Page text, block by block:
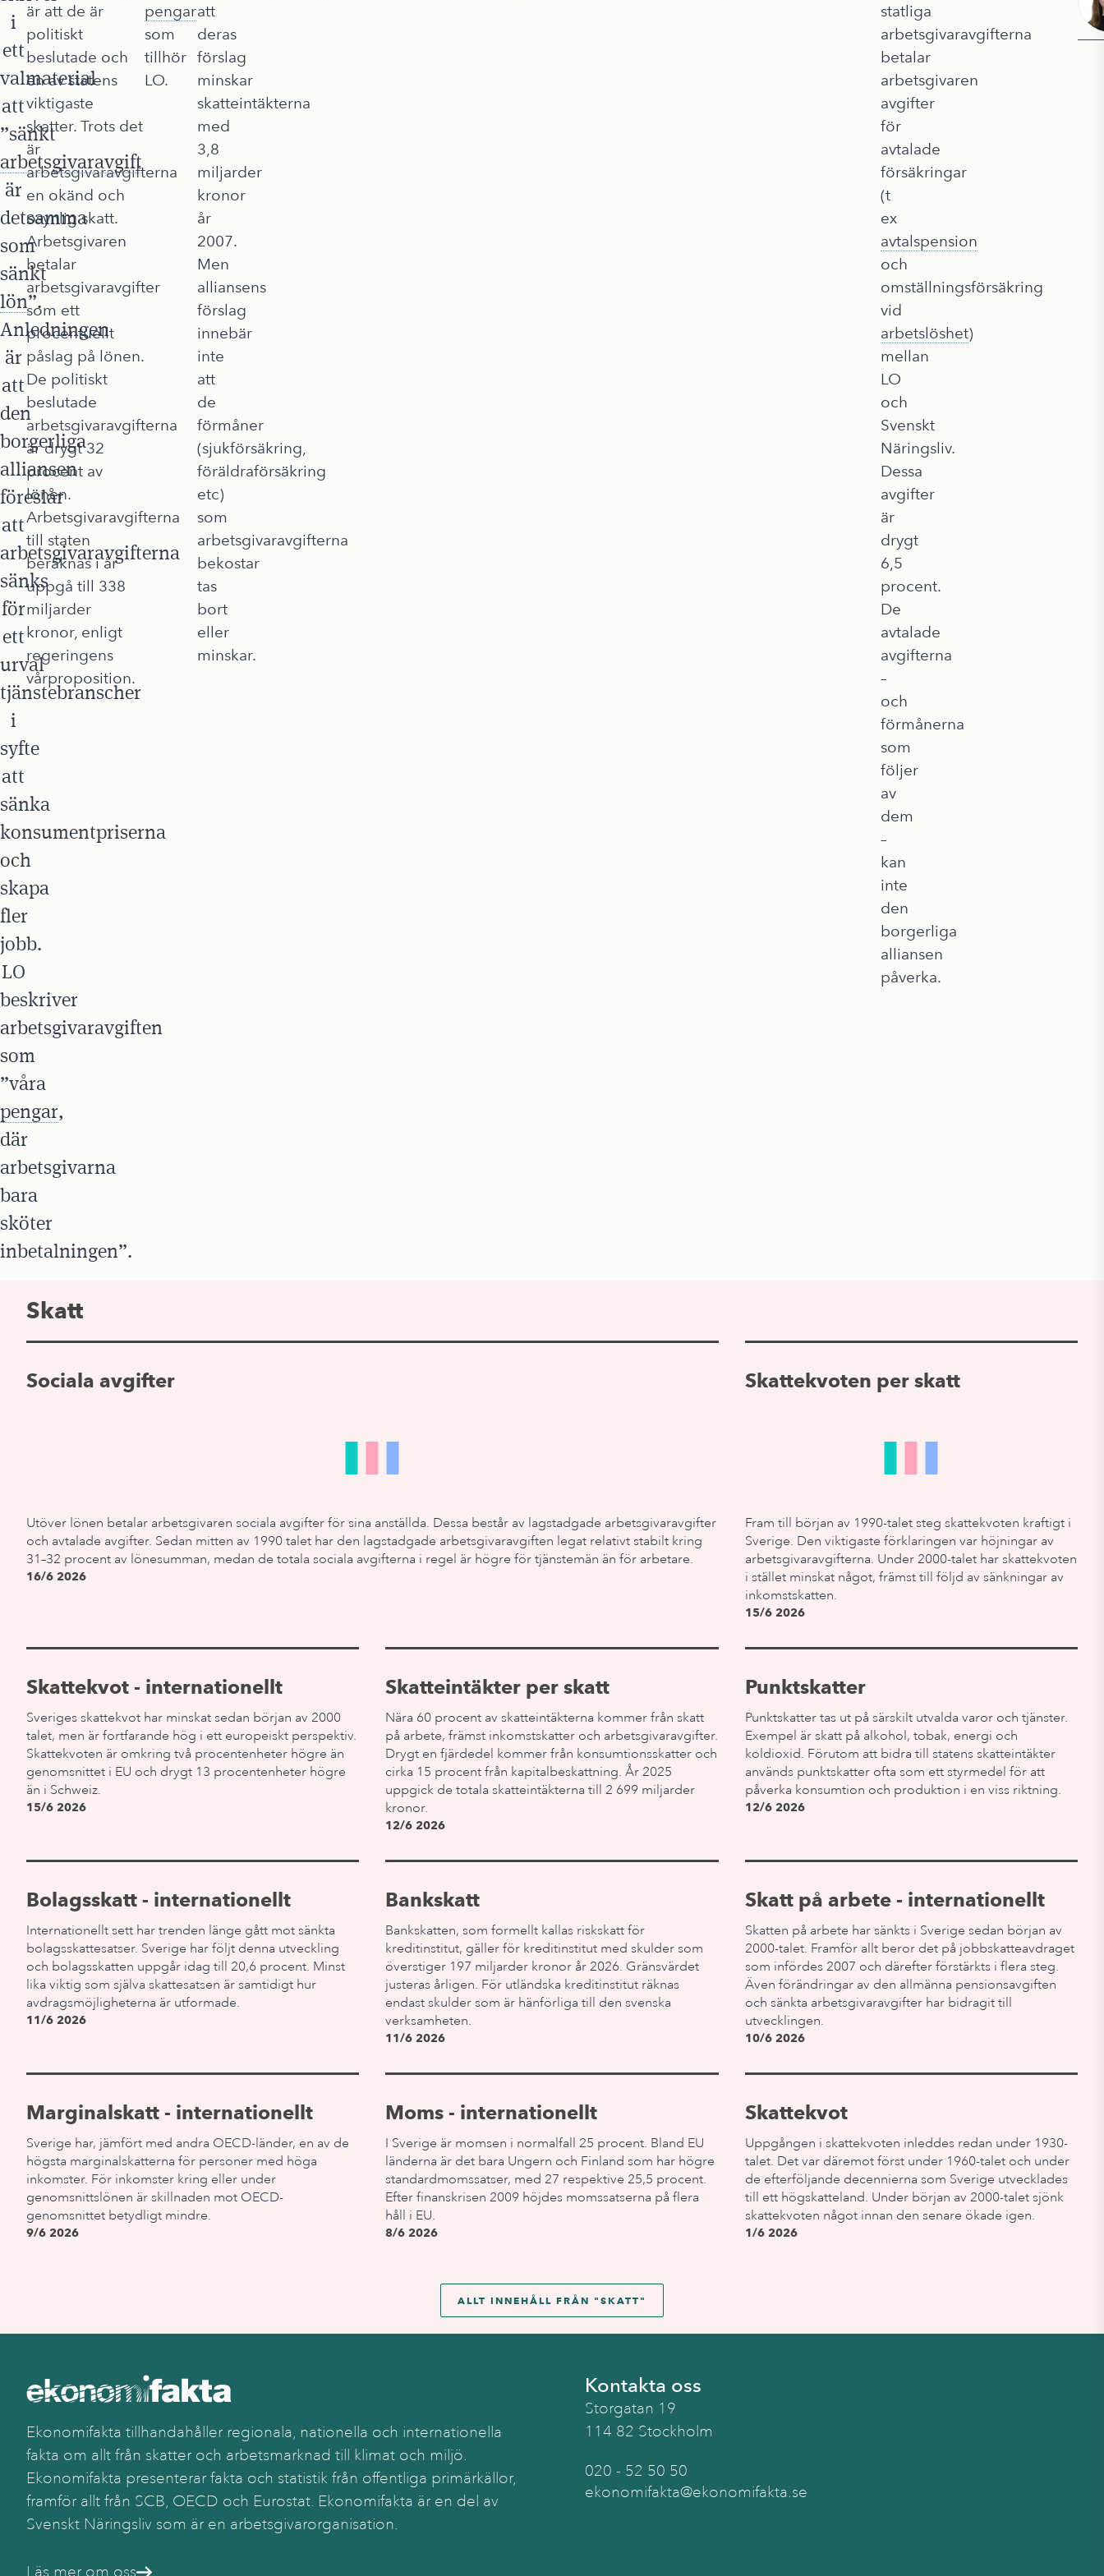
i
ett
valmaterial
att
”sänkt
arbetsgivaravgift
är
detsamma
som
sänkt
lön”.
Anledningen
är
att
den
borgerliga
alliansen
föreslår
att
arbetsgivaravgifterna
sänks
för
ett
urval
tjänstebranscher
i
syfte
att
sänka
konsumentpriserna
och
skapa
fler
jobb.
LO
beskriver
arbetsgivaravgiften
som
”våra
pengar,
där
arbetsgivarna
bara
sköter
inbetalningen”.
är att de är
politiskt
beslutade och
en av statens
viktigaste
skatter. Trots det
är
arbetsgivaravgifterna
en okänd och
osynlig skatt.
Arbetsgivaren
betalar
arbetsgivaravgifter
som ett
procentuellt
påslag på lönen.
De politiskt
beslutade
arbetsgivaravgifterna
är drygt 32
procent av
lönen.
Arbetsgivaravgifterna
till staten
beräknas i år
uppgå till 338
miljarder
kronor, enligt
regeringens
vårproposition.
pengar
som
tillhör
LO.
att
deras
förslag
minskar
skatteintäkterna
med
3,8
miljarder
kronor
år
2007.
Men
alliansens
förslag
innebär
inte
att
de
förmåner
(sjukförsäkring,
föräldraförsäkring
etc)
som
arbetsgivaravgifterna
bekostar
tas
bort
eller
minskar.
statliga
arbetsgivaravgifterna
betalar
arbetsgivaren
avgifter
för
avtalade
försäkringar
(t
ex
avtalspension
och
omställningsförsäkring
vid
arbetslöshet)
mellan
LO
och
Svenskt
Näringsliv.
Dessa
avgifter
är
drygt
6,5
procent.
De
avtalade
avgifterna
–
och
förmånerna
som
följer
av
dem
–
kan
inte
den
borgerliga
alliansen
påverka.
Skatt
Sociala avgifter
Utöver lönen betalar arbetsgivaren sociala avgifter för sina anställda. Dessa består av lagstadgade arbetsgivaravgifter
och avtalade avgifter. Sedan mitten av 1990 talet har den lagstadgade arbetsgivaravgiften legat relativt stabilt kring
31–32 procent av lönesumman, medan de totala sociala avgifterna i regel är högre för tjänstemän än för arbetare.
16/6 2026
Skattekvoten per skatt
Fram till början av 1990-talet steg skattekvoten kraftigt i
Sverige. Den viktigaste förklaringen var höjningar av
arbetsgivaravgifterna. Under 2000-talet har skattekvoten
i stället minskat något, främst till följd av sänkningar av
inkomstskatten.
15/6 2026
Skattekvot - internationellt
Sveriges skattekvot har minskat sedan början av 2000
talet, men är fortfarande hög i ett europeiskt perspektiv.
Skattekvoten är omkring två procentenheter högre än
genomsnittet i EU och drygt 13 procentenheter högre
än i Schweiz.
15/6 2026
Skatteintäkter per skatt
Nära 60 procent av skatteintäkterna kommer från skatt
på arbete, främst inkomstskatter och arbetsgivaravgifter.
Drygt en fjärdedel kommer från konsumtionsskatter och
cirka 15 procent från kapitalbeskattning. År 2025
uppgick de totala skatteintäkterna till 2 699 miljarder
kronor.
12/6 2026
Punktskatter
Punktskatter tas ut på särskilt utvalda varor och tjänster.
Exempel är skatt på alkohol, tobak, energi och
koldioxid. Förutom att bidra till statens skatteintäkter
används punktskatter ofta som ett styrmedel för att
påverka konsumtion och produktion i en viss riktning.
12/6 2026
Bolagsskatt - internationellt
Internationellt sett har trenden länge gått mot sänkta
bolagsskattesatser. Sverige har följt denna utveckling
och bolagsskatten uppgår idag till 20,6 procent. Minst
lika viktig som själva skattesatsen är samtidigt hur
avdragsmöjligheterna är utformade.
11/6 2026
Bankskatt
Bankskatten, som formellt kallas riskskatt för
kreditinstitut, gäller för kreditinstitut med skulder som
överstiger 197 miljarder kronor år 2026. Gränsvärdet
justeras årligen. För utländska kreditinstitut räknas
endast skulder som är hänförliga till den svenska
verksamheten.
11/6 2026
Skatt på arbete - internationellt
Skatten på arbete har sänkts i Sverige sedan början av
2000-talet. Framför allt beror det på jobbskatteavdraget
som infördes 2007 och därefter förstärkts i flera steg.
Även förändringar av den allmänna pensionsavgiften
och sänkta arbetsgivaravgifter har bidragit till
utvecklingen.
10/6 2026
Marginalskatt - internationellt
Sverige har, jämfört med andra OECD-länder, en av de
högsta marginalskatterna för personer med höga
inkomster. För inkomster kring eller under
genomsnittslönen är skillnaden mot OECD-
genomsnittet betydligt mindre.
9/6 2026
Moms - internationellt
I Sverige är momsen i normalfall 25 procent. Bland EU
länderna är det bara Ungern och Finland som har högre
standardmomssatser, med 27 respektive 25,5 procent.
Efter finanskrisen 2009 höjdes momssatserna på flera
håll i EU.
8/6 2026
Skattekvot
Uppgången i skattekvoten inleddes redan under 1930-
talet. Det var däremot först under 1960-talet och under
de efterföljande decennierna som Sverige utvecklades
till ett högskatteland. Under början av 2000-talet sjönk
skattekvoten något innan den senare ökade igen.
1/6 2026
ALLT INNEHÅLL FRÅN " SKATT "
Ekonomifakta tillhandahåller regionala, nationella och internationella
fakta om allt från skatter och arbetsmarknad till klimat och miljö.
Ekonomifakta presenterar fakta och statistik från offentliga primärkällor,
framför allt från SCB, OECD och Eurostat. Ekonomifakta är en del av
Svenskt Näringsliv som är en arbetsgivarorganisation.
Läs mer om oss
Kontakta oss
Storgatan 19
114 82 Stockholm
020 - 52 50 50
ekonomifakta@ekonomifakta.se